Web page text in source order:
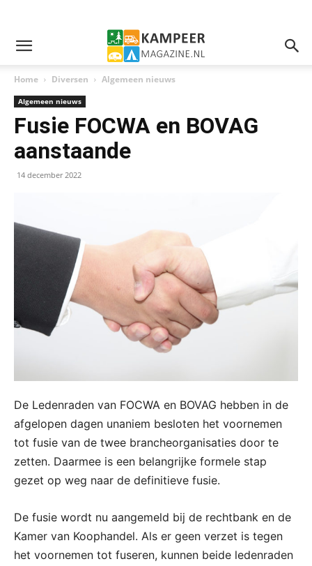
Home Diversen Algemeen nieuws
Algemeen nieuws
Fusie FOCWA en BOVAG
aanstaande
14 december 2022
De Ledenraden van FOCWA en BOVAG hebben in de
afgelopen dagen unaniem besloten het voornemen
tot fusie van de twee brancheorganisaties door te
zetten. Daarmee is een belangrijke formele stap
gezet op weg naar de definitieve fusie.
De fusie wordt nu aangemeld bij de rechtbank en de
Kamer van Koophandel. Als er geen verzet is tegen
het voornemen tot fuseren, kunnen beide ledenraden